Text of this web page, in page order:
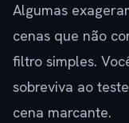
Algumas
cenas que não
filtro simples.
sobreviva ao
cena marcante.